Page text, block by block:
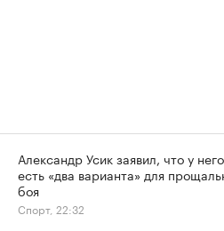
Александр Усик заявил, что у него
есть «два варианта» для
боя
Спорт, 22:32